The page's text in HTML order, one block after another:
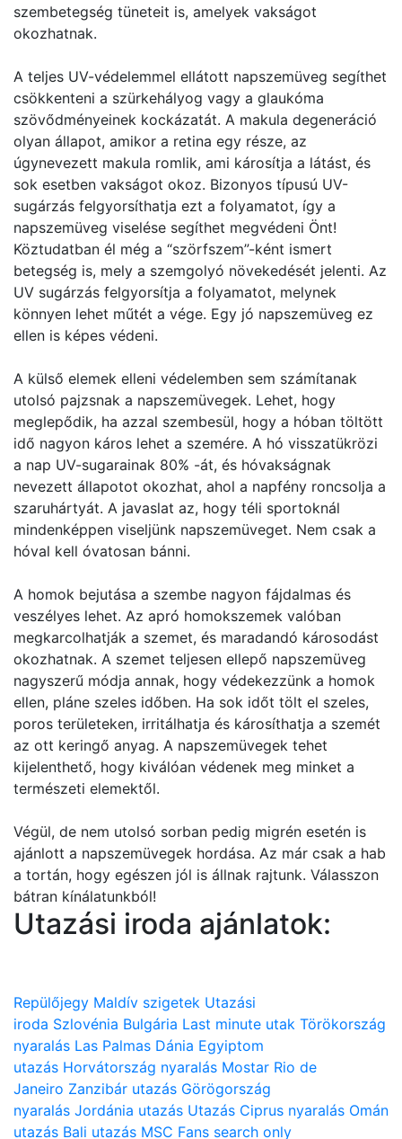
szembetegség tüneteit is, amelyek vakságot
okozhatnak.
A teljes UV-védelemmel ellátott napszemüveg segíthet
csökkenteni a szürkehályog vagy a glaukóma
szövődményeinek kockázatát. A makula degeneráció
olyan állapot, amikor a retina egy része, az
úgynevezett makula romlik, ami károsítja a látást, és
sok esetben vakságot okoz. Bizonyos típusú UV-
sugárzás felgyorsíthatja ezt a folyamatot, így a
napszemüveg viselése segíthet megvédeni Önt!
Köztudatban él még a “szörfszem”-ként ismert
betegség is, mely a szemgolyó növekedését jelenti. Az
UV sugárzás felgyorsítja a folyamatot, melynek
könnyen lehet műtét a vége. Egy jó napszemüveg ez
ellen is képes védeni.
A külső elemek elleni védelemben sem számítanak
utolsó pajzsnak a napszemüvegek. Lehet, hogy
meglepődik, ha azzal szembesül, hogy a hóban töltött
idő nagyon káros lehet a szemére. A hó visszatükrözi
a nap UV-sugarainak 80% -át, és hóvakságnak
nevezett állapotot okozhat, ahol a napfény roncsolja a
szaruhártyát. A javaslat az, hogy téli sportoknál
mindenképpen viseljünk napszemüveget. Nem csak a
hóval kell óvatosan bánni.
A homok bejutása a szembe nagyon fájdalmas és
veszélyes lehet. Az apró homokszemek valóban
megkarcolhatják a szemet, és maradandó károsodást
okozhatnak. A szemet teljesen ellepő napszemüveg
nagyszerű módja annak, hogy védekezzünk a homok
ellen, pláne szeles időben. Ha sok időt tölt el szeles,
poros területeken, irritálhatja és károsíthatja a szemét
az ott keringő anyag. A napszemüvegek tehet
kijelenthető, hogy kiválóan védenek meg minket a
természeti elemektől.
Végül, de nem utolsó sorban pedig migrén esetén is
ajánlott a napszemüvegek hordása. Az már csak a hab
a tortán, hogy egészen jól is állnak rajtunk. Válasszon
bátran kínálatunkból!
Utazási iroda ajánlatok:
Repülőjegy Maldív szigetek Utazási
iroda Szlovénia Bulgária Last minute utak Törökország
nyaralás Las Palmas Dánia Egyiptom
utazás Horvátország nyaralás Mostar Rio de
Janeiro Zanzibár utazás Görögország
nyaralás Jordánia utazás Utazás Ciprus nyaralás Omán
utazás Bali utazás MSC Fans search only